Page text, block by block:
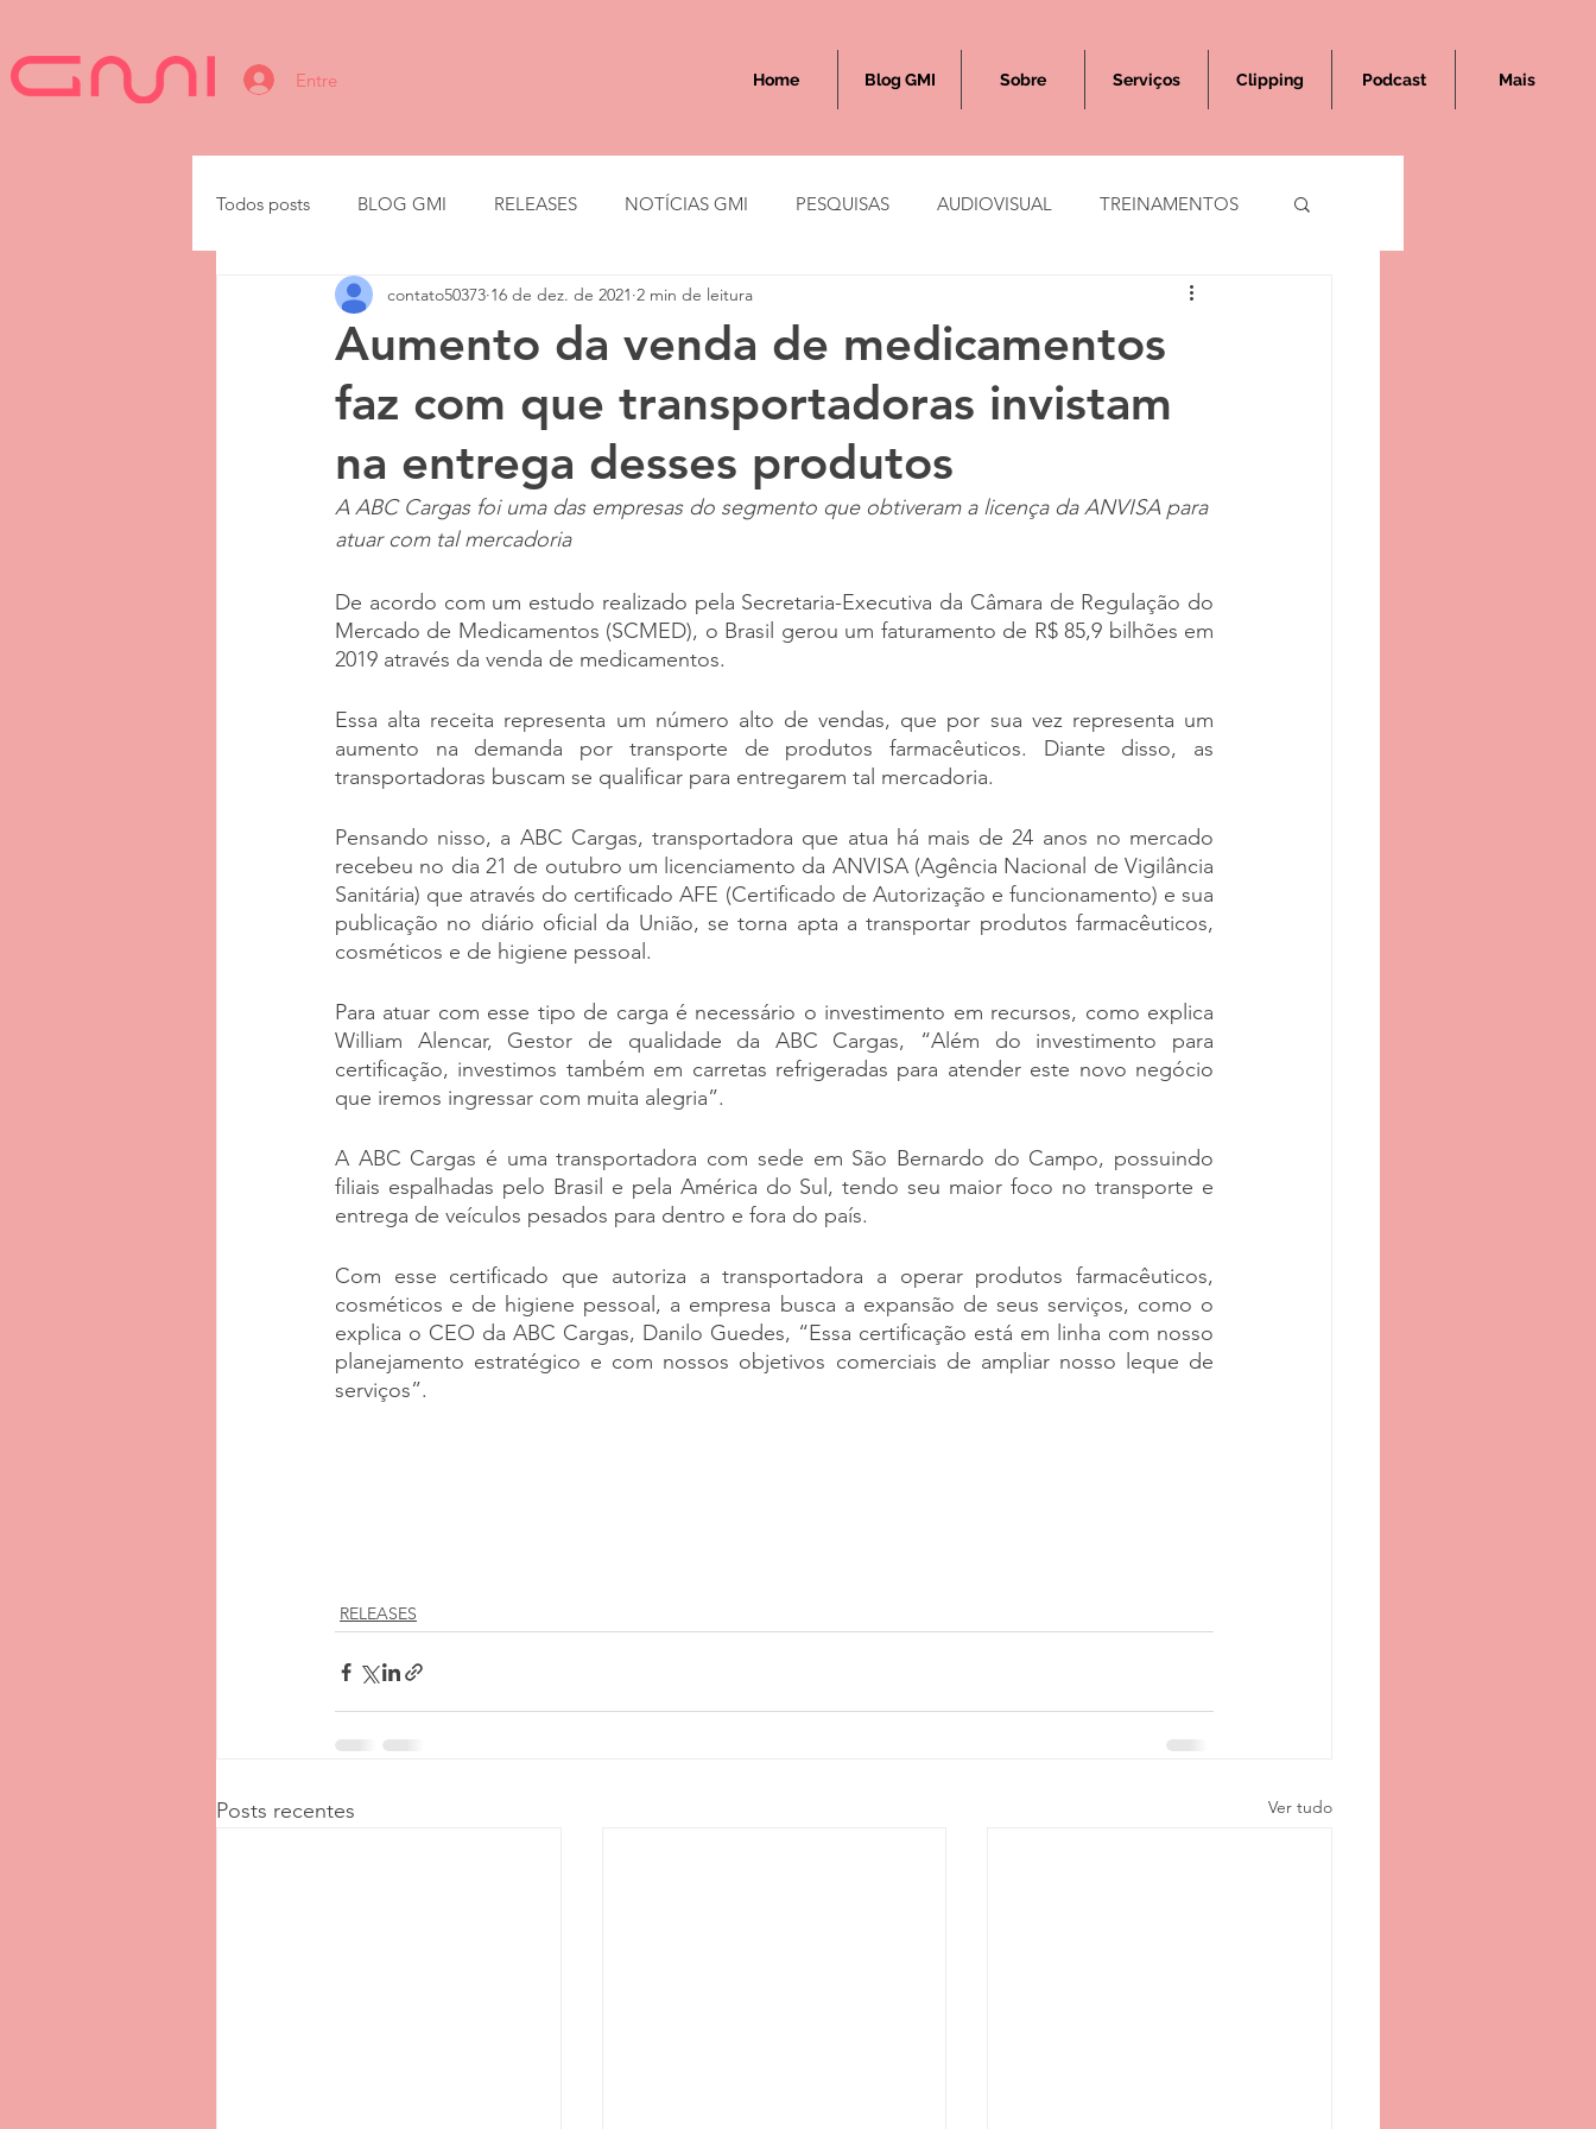
Home Blog GMI Sobre Serviços Clipping Podcast Mais
Entre
Todos posts BLOG GMI RELEASES NOTÍCIAS GMI PESQUISAS AUDIOVISUAL TREINAMENTOS
Aumento da venda de medicamentos
faz com que transportadoras invistam
na entrega desses produtos
contato50373 16 de dez. de 2021 2 min de leitura
A ABC Cargas foi uma das empresas do segmento que obtiveram a licença da ANVISA para
atuar com tal mercadoria
De acordo com um estudo realizado pela Secretaria-Executiva da Câmara de Regulação do
Mercado de Medicamentos (SCMED), o Brasil gerou um faturamento de R$ 85,9 bilhões em
2019 através da venda de medicamentos.
Essa alta receita representa um número alto de vendas, que por sua vez representa um
aumento na demanda por transporte de produtos farmacêuticos. Diante disso, as
transportadoras buscam se qualificar para entregarem tal mercadoria.
Pensando nisso, a ABC Cargas, transportadora que atua há mais de 24 anos no mercado
recebeu no dia 21 de outubro um licenciamento da ANVISA (Agência Nacional de Vigilância
Sanitária) que através do certificado AFE (Certificado de Autorização e funcionamento) e sua
publicação no diário oficial da União, se torna apta a transportar produtos farmacêuticos,
cosméticos e de higiene pessoal.
Para atuar com esse tipo de carga é necessário o investimento em recursos, como explica
William Alencar, Gestor de qualidade da ABC Cargas, “Além do investimento para
certificação, investimos também em carretas refrigeradas para atender este novo negócio
que iremos ingressar com muita alegria”.
A ABC Cargas é uma transportadora com sede em São Bernardo do Campo, possuindo
filiais espalhadas pelo Brasil e pela América do Sul, tendo seu maior foco no transporte e
entrega de veículos pesados para dentro e fora do país.
Com esse certificado que autoriza a transportadora a operar produtos farmacêuticos,
cosméticos e de higiene pessoal, a empresa busca a expansão de seus serviços, como o
explica o CEO da ABC Cargas, Danilo Guedes, “Essa certificação está em linha com nosso
planejamento estratégico e com nossos objetivos comerciais de ampliar nosso leque de
serviços”.
RELEASES
Posts recentes Ver tudo